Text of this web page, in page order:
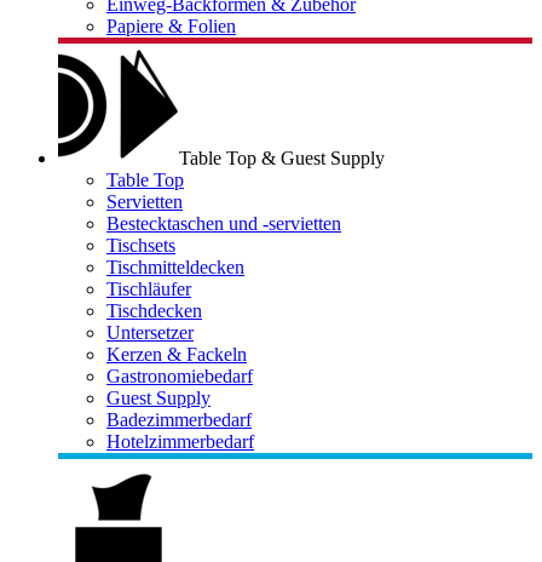
Einweg-Backformen & Zubehör
Papiere & Folien
Table Top & Guest Supply
Table Top
Servietten
Bestecktaschen und -servietten
Tischsets
Tischmitteldecken
Tischläufer
Tischdecken
Untersetzer
Kerzen & Fackeln
Gastronomiebedarf
Guest Supply
Badezimmerbedarf
Hotelzimmerbedarf